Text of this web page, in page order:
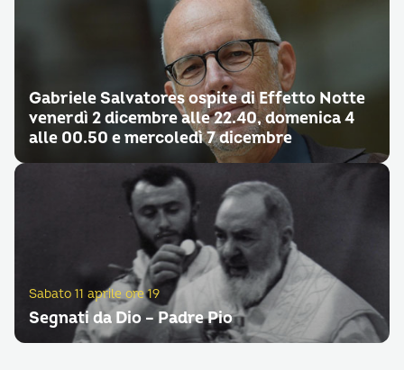
Gabriele Salvatores ospite di Effetto Notte
venerdì 2 dicembre alle 22.40, domenica 4
alle 00.50 e mercoledì 7 dicembre
Sabato 11 aprile ore 19
Segnati da Dio – Padre Pio